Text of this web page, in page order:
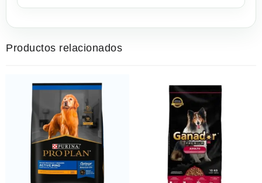
Productos relacionados